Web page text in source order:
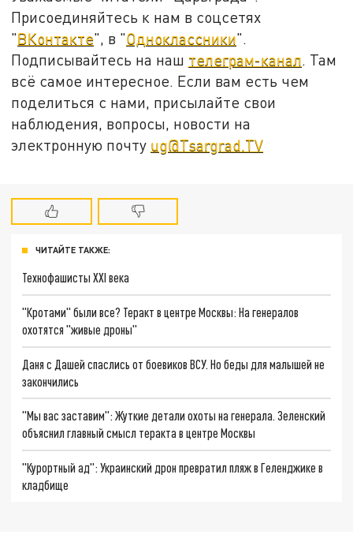
Присоединяйтесь к нам в соцсетях
"ВКонтакте", в "Одноклассники".
Подписывайтесь на наш телеграм-канал . Там
всё самое интересное. Если вам есть чем
поделиться с нами, присылайте свои
наблюдения, вопросы, новости на
электронную почту ug@Tsargrad.TV
ЧИТАЙТЕ ТАКЖЕ:
Технофашисты XXI века
"Кротами" были все? Теракт в центре Москвы: На генералов
охотятся "живые дроны"
Даня с Дашей спаслись от боевиков ВСУ. Но беды для малышей не
закончились
"Мы вас заставим": Жуткие детали охоты на генерала. Зеленский
объяснил главный смысл теракта в центре Москвы
"Курортный ад": Украинский дрон превратил пляж в Геленджике в
кладбище